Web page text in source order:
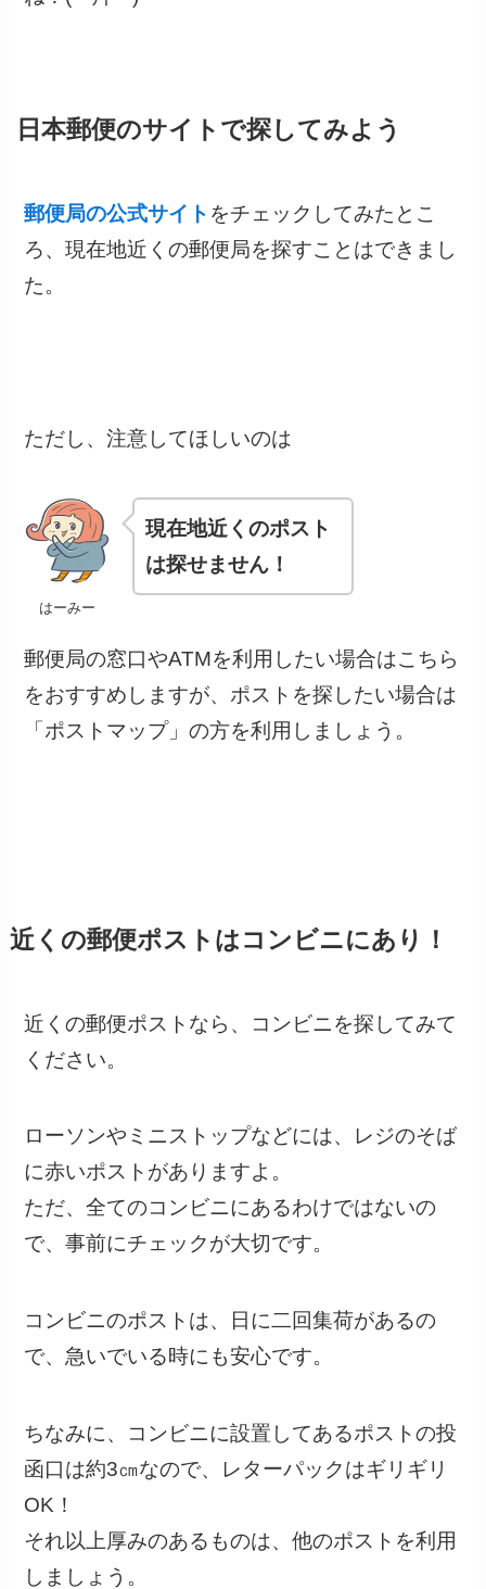
日本郵便のサイトで探してみよう
郵便局の公式サイト をチェックしてみたとこ
ろ、現在地近くの郵便局を探すことはできまし
た。
ただし、注意してほしいのは
はーみー
現在地近くのポスト
は探せません！
郵便局の窓口やATMを利用したい場合はこちら
をおすすめしますが、ポストを探したい場合は
「ポストマップ」の方を利用しましょう。
近くの郵便ポストはコンビニにあり！
近くの郵便ポストなら、コンビニを探してみて
ください。
ローソンやミニストップなどには、レジのそば
に赤いポストがありますよ。
ただ、全てのコンビニにあるわけではないの
で、事前にチェックが大切です。
コンビニのポストは、日に二回集荷があるの
で、急いでいる時にも安心です。
ちなみに、コンビニに設置してあるポストの投
函口は約3㎝なので、レターパックはギリギリ
OK！
それ以上厚みのあるものは、他のポストを利用
しましょう。